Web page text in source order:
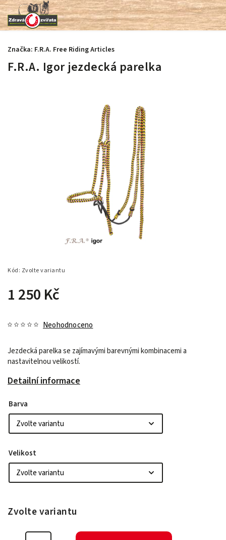
F.R.A. Igor jezdecká parelka
Kód: Zvolte variantu
1 250 Kč
Neohodnoceno
Jezdecká parelka se zajímavými barevnými kombinacemi a
nastavitelnou velikostí.
Detailní informace
Značka: F.R.A. Free Riding Articles
Barva
Velikost
Zvolte variantu